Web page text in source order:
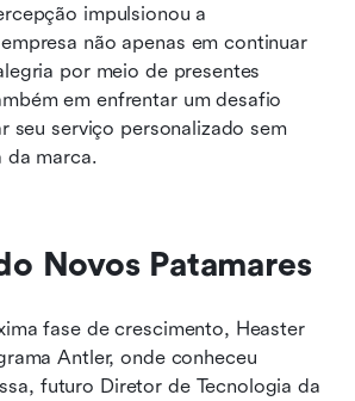
impulsionou a
não apenas em continuar
por meio de presentes
em enfrentar um desafio
seu serviço personalizado sem
da marca.
Novos Patamares
fase de crescimento, Heaster
Antler, onde conheceu
futuro Diretor de Tecnologia da